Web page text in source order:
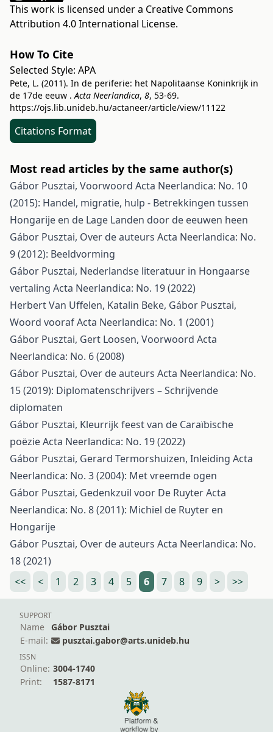
This work is licensed under a Creative Commons
Attribution 4.0 International License.
How To Cite
Selected Style: APA
Pete, L. (2011). In de periferie: het Napolitaanse Koninkrijk in
de 17de eeuw .Acta Neerlandica, 8, 53-69.
https://ojs.lib.unideb.hu/actaneer/article/view/11122
Citations Format
Most read articles by the same author(s)
Gábor Pusztai, Voorwoord Acta Neerlandica: No. 10
(2015): Handel, migratie, hulp - Betrekkingen tussen
Hongarije en de Lage Landen door de eeuwen heen
Gábor Pusztai, Over de auteurs Acta Neerlandica: No.
9 (2012): Beeldvorming
Gábor Pusztai, Nederlandse literatuur in Hongaarse
vertaling Acta Neerlandica: No. 19 (2022)
Herbert Van Uffelen, Katalin Beke, Gábor Pusztai,
Woord voorafActa Neerlandica: No. 1 (2001)
Gábor Pusztai, Gert Loosen, Voorwoord Acta
Neerlandica: No. 6 (2008)
Gábor Pusztai, Over de auteurs Acta Neerlandica: No.
15 (2019): Diplomatenschrijvers – Schrijvende
diplomaten
Gábor Pusztai, Kleurrijk feest van de Caraïbische
poëzieActa Neerlandica: No. 19 (2022)
Gábor Pusztai, Gerard Termorshuizen, Inleiding Acta
Neerlandica: No. 3 (2004): Met vreemde ogen
Gábor Pusztai, Gedenkzuil voor De RuyterActa
Neerlandica: No. 8 (2011): Michiel de Ruyter en
Hongarije
Gábor Pusztai, Over de auteurs Acta Neerlandica: No.
18 (2021)
<<
< 1 2 3 4 5 6 7 8 9 > >>
SUPPORT
Name
Gábor Pusztai
E-mail:
pusztai.gabor@arts.unideb.hu
ISSN
Online: 3004-1740
Print:
1587-8171